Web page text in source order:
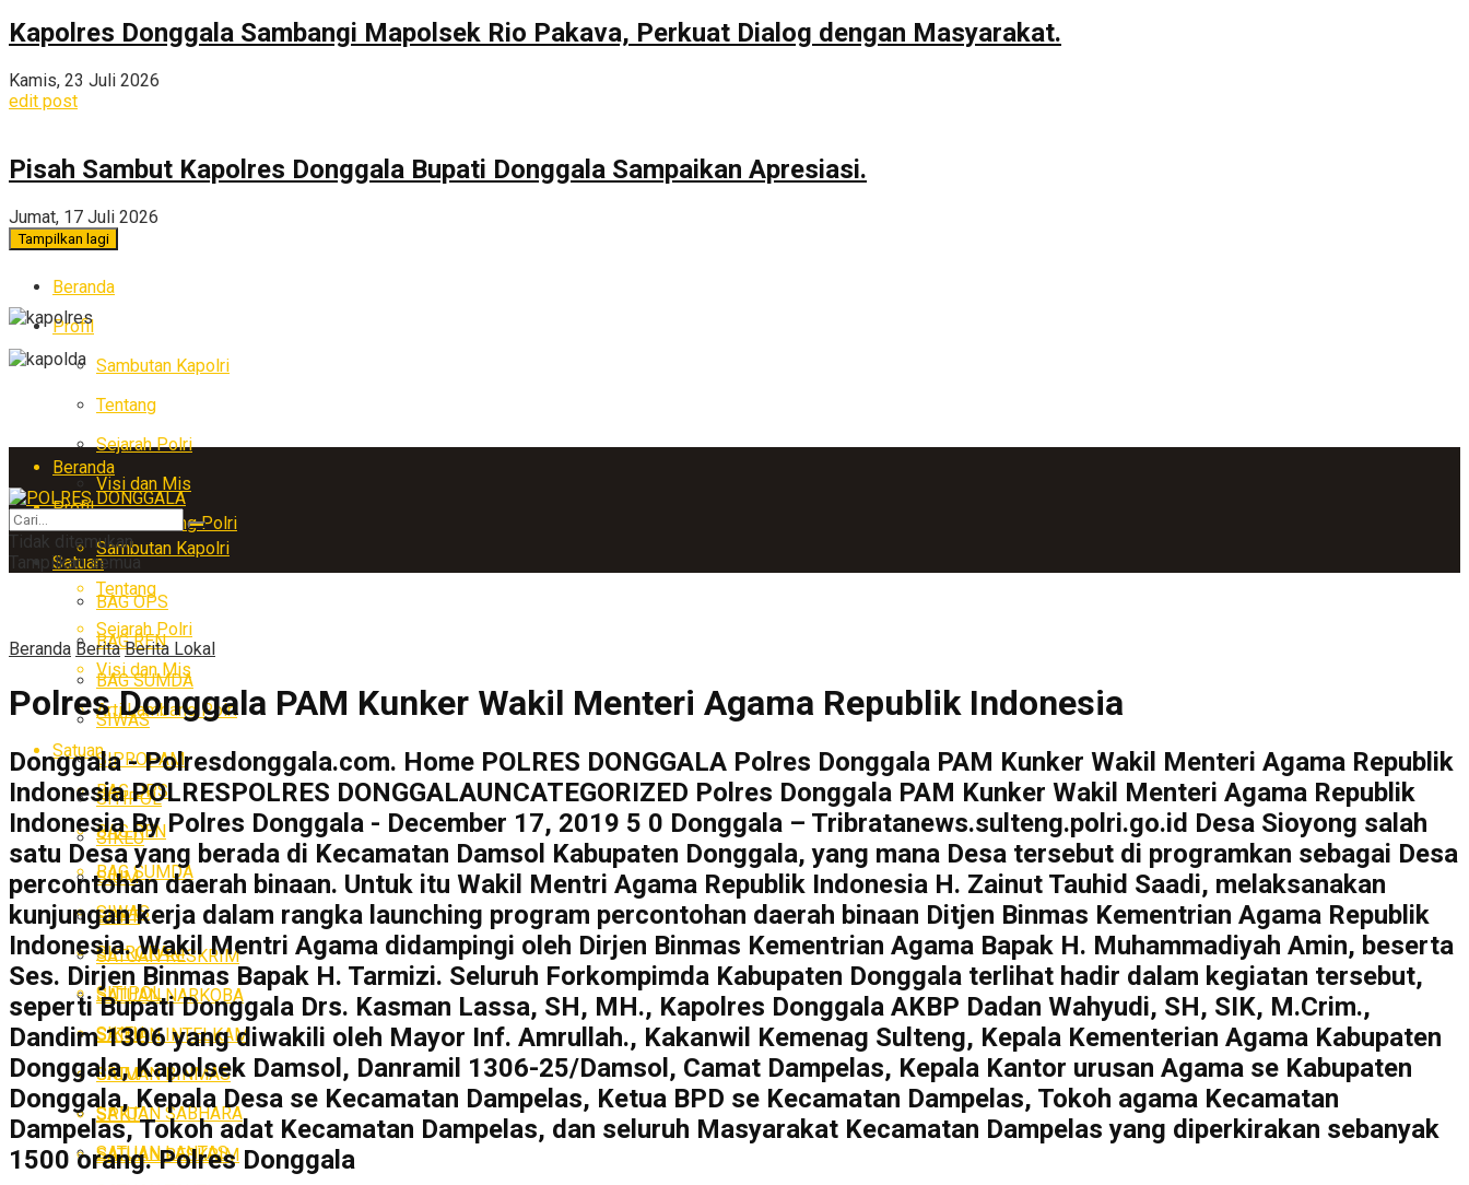
Kapolres Donggala Sambangi Mapolsek Rio Pakava, Perkuat Dialog dengan Masyarakat.
Kamis, 23 Juli 2026
edit post
Pisah Sambut Kapolres Donggala Bupati Donggala Sampaikan Apresiasi.
Jumat, 17 Juli 2026
Tampilkan lagi
Beranda
Profil
Sambutan Kapolri
Tentang
Sejarah Polri
Visi dan Mis
Arti Lambang Polri
Satuan
BAG OPS
BAG REN
BAG SUMDA
SIWAS
SIPROPAM
SITIPOL
SIKEU
SIUM
SPKT
SATUAN RESKRIM
SATUAN NARKOBA
SATUAN INTELKAM
SATUAN BINMAS
SATUAN SABHARA
SATUAN LANTAS
Beranda
Profil
Sambutan Kapolri
Tentang
Sejarah Polri
Visi dan Mis
Arti Lambang Polri
Satuan
BAG OPS
BAG REN
BAG SUMDA
SIWAS
SIPROPAM
SITIPOL
SIKEU
SIUM
SPKT
SATUAN RESKRIM
Tidak ditemukan
Tampilkan semua
Beranda Berita Berita Lokal
Polres Donggala PAM Kunker Wakil Menteri Agama Republik Indonesia
Donggala - Polresdonggala.com. Home POLRES DONGGALA Polres Donggala PAM Kunker Wakil Menteri Agama Republik
Indonesia POLRESPOLRES DONGGALAUNCATEGORIZED Polres Donggala PAM Kunker Wakil Menteri Agama Republik
Indonesia By Polres Donggala - December 17, 2019 5 0 Donggala – Tribratanews.sulteng.polri.go.id Desa Sioyong salah
satu Desa yang berada di Kecamatan Damsol Kabupaten Donggala, yang mana Desa tersebut di programkan sebagai Desa
percontohan daerah binaan. Untuk itu Wakil Mentri Agama Republik Indonesia H. Zainut Tauhid Saadi, melaksanakan
kunjungan kerja dalam rangka launching program percontohan daerah binaan Ditjen Binmas Kementrian Agama Republik
Indonesia. Wakil Mentri Agama didampingi oleh Dirjen Binmas Kementrian Agama Bapak H. Muhammadiyah Amin, beserta
Ses. Dirjen Binmas Bapak H. Tarmizi. Seluruh Forkompimda Kabupaten Donggala terlihat hadir dalam kegiatan tersebut,
seperti Bupati Donggala Drs. Kasman Lassa, SH, MH., Kapolres Donggala AKBP Dadan Wahyudi, SH, SIK, M.Crim.,
Dandim 1306 yang diwakili oleh Mayor Inf. Amrullah., Kakanwil Kemenag Sulteng, Kepala Kementerian Agama Kabupaten
Donggala, Kapolsek Damsol, Danramil 1306-25/Damsol, Camat Dampelas, Kepala Kantor urusan Agama se Kabupaten
Donggala, Kepala Desa se Kecamatan Dampelas, Ketua BPD se Kecamatan Dampelas, Tokoh agama Kecamatan
Dampelas, Tokoh adat Kecamatan Dampelas, dan seluruh Masyarakat Kecamatan Dampelas yang diperkirakan sebanyak
1500 orang. Polres Donggala